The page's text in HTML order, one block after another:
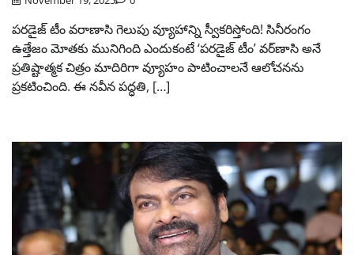
పరడైజ్ టీం వరాణాసి గెలుపు వ్యూహాన్ని స్వీకరిస్తోంది! సినీరంగం
ఉత్తేజం మోతకు మునిగింది ఎందుకంటే ‘పరడైజ్ టీం’ వర్‌ణాసి అనే
ప్రతిష్టాత్మక చిత్రం మాదిరిగా వ్యూహం పాటించాలనే ఆలోచనను
ప్రకటించింది. ఈ నవీన పద్ధతి, […]